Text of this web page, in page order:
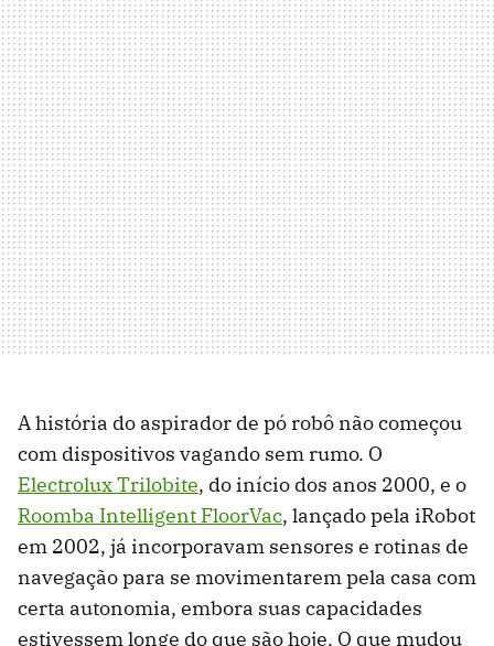
A história do aspirador de pó robô não começou
com dispositivos vagando sem rumo. O
Electrolux Trilobite, do início dos anos 2000, e o
Roomba Intelligent FloorVac, lançado pela iRobot
em 2002, já incorporavam sensores e rotinas de
navegação para se movimentarem pela casa com
certa autonomia, embora suas capacidades
estivessem longe do que são hoje. O que mudou